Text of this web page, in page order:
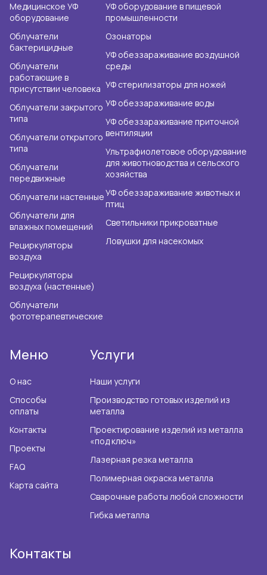
Медицинское УФ
оборудование
Облучатели
бактерицидные
Облучатели
работающие в
присутствии человека
Облучатели закрытого
типа
Облучатели открытого
типа
Облучатели
передвижные
Облучатели настенные
Облучатели для
влажных помещений
Рециркуляторы
воздуха
Рециркуляторы
воздуха (настенные)
Облучатели
фототерапевтические
УФ оборудование в пищевой
промышленности
Озонаторы
УФ обеззараживание воздушной
среды
УФ стерилизаторы для ножей
УФ обеззараживание воды
УФ обеззараживание приточной
вентиляции
Ультрафиолетовое оборудование
для животноводства и сельского
хозяйства
УФ обеззараживание животных и
птиц
Светильники прикроватные
Ловушки для насекомых
Меню
О нас
Способы
оплаты
Контакты
Проекты
FAQ
Карта сайта
Услуги
Наши услуги
Производство готовых изделий из
металла
Проектирование изделий из металла
«под ключ»
Лазерная резка металла
Полимерная окраска металла
Сварочные работы любой сложности
Гибка металла
Контакты